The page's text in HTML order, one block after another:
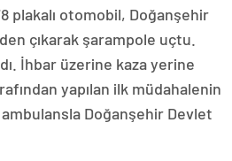
plakalı otomobil, Doğanşehir
çıkarak şarampole uçtu.
İhbar üzerine kaza yerine
yapılan ilk müdahalenin
Doğanşehir Devlet